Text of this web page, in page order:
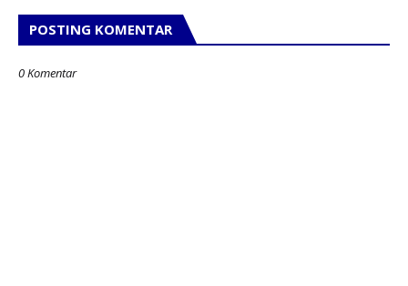
POSTING KOMENTAR
0 Komentar